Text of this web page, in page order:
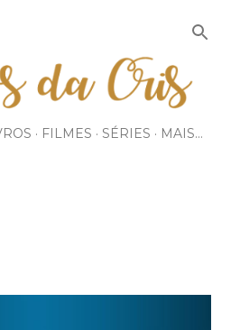
FILMES SÉRIES MAIS…